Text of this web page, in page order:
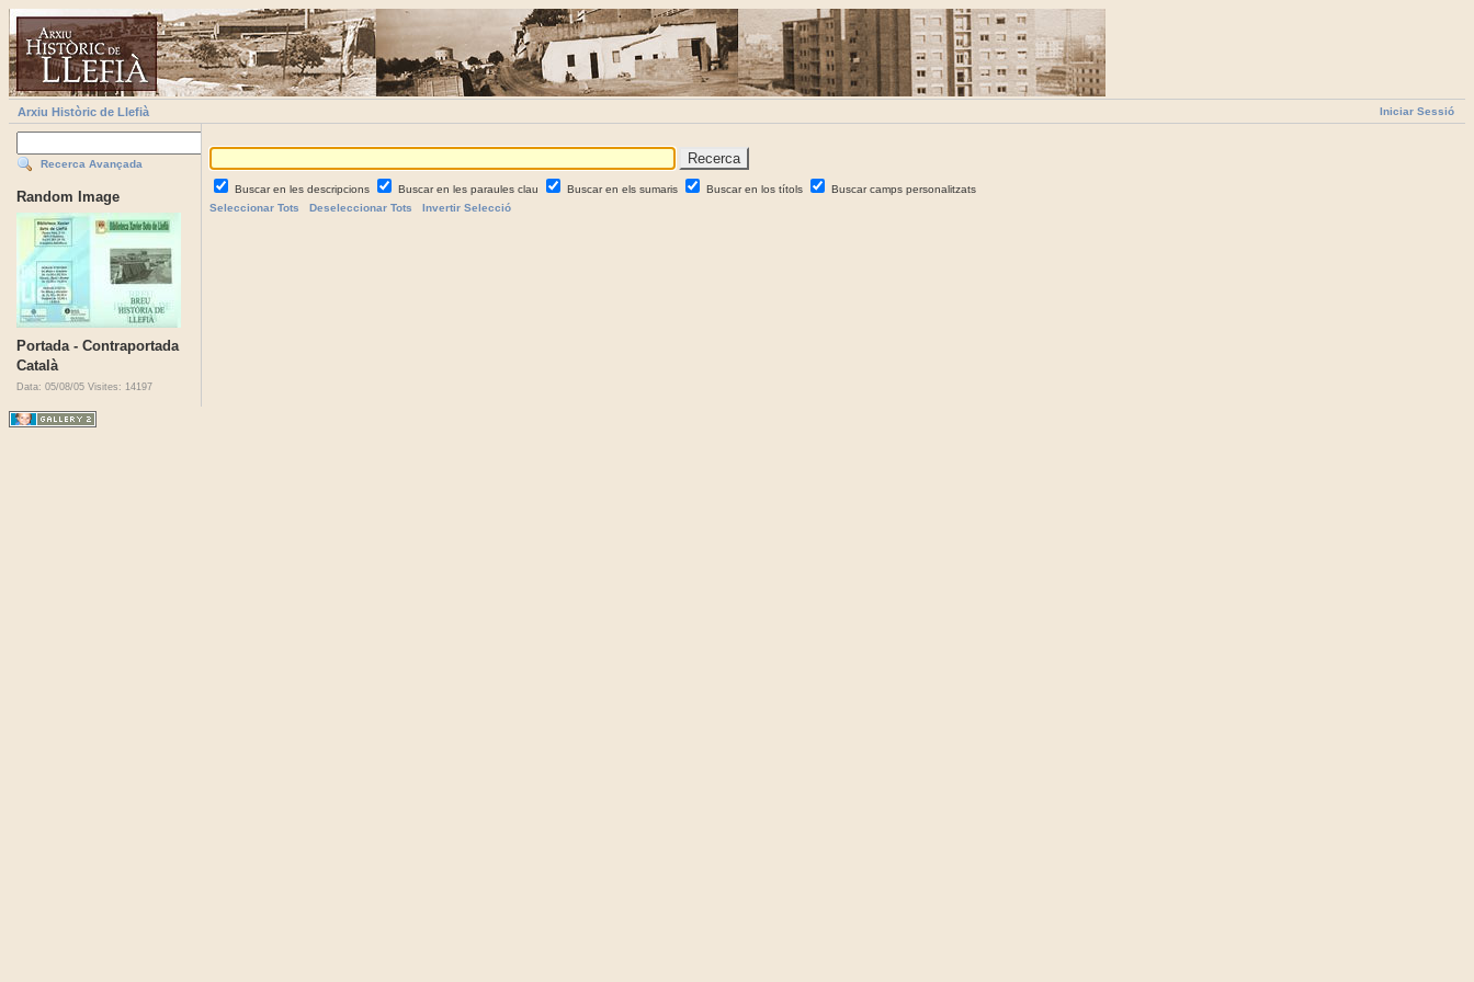
Iniciar Sessió
Arxiu Històric de Llefià
Recerca Avançada
Random Image
Portada - Contraportada
Català
Data: 05/08/05 Visites: 14197
Buscar en les descripcions Buscar en les paraules clau Buscar en els sumaris Buscar en los títols
Buscar camps personalitzats
Seleccionar Tots
Deseleccionar Tots Invertir Selecció